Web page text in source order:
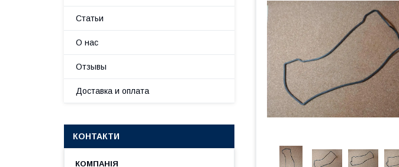
Статьи
О нас
Отзывы
Доставка и оплата
КОНТАКТИ